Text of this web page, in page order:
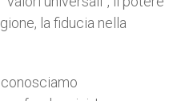
la fiducia nella